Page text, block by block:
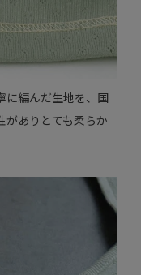
に編んだ生地を、国
がありとても柔らか